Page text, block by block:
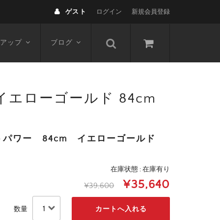
ゲスト ログイン 新規会員登録
ップ ブログ
エローゴールド 84cm
ワー 84cm イエローゴールド
在庫状態 : 在庫有り
¥39,600 ¥35,640
数量